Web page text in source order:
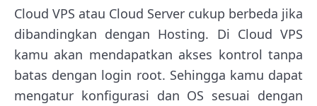
Cloud VPS atau Cloud Server cukup berbeda jika
dibandingkan dengan Hosting. Di Cloud VPS
kamu akan mendapatkan akses kontrol tanpa
batas dengan login root. Sehingga kamu dapat
mengatur konfigurasi dan OS sesuai dengan